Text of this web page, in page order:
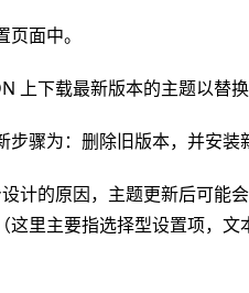
面中。
上下载最新版本的主题以替
步骤为：删除旧版本，并安装
计的原因，主题更新后可能
这里主要指选择型设置项，